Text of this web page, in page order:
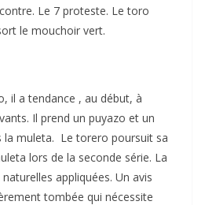
Le 7 proteste. Le toro
le mouchoir vert.
il a tendance , au début, à
Il prend un puyazo et un
la muleta. Le torero poursuit sa
lors de la seconde série. La
appliquées. Un avis
tombée qui nécessite